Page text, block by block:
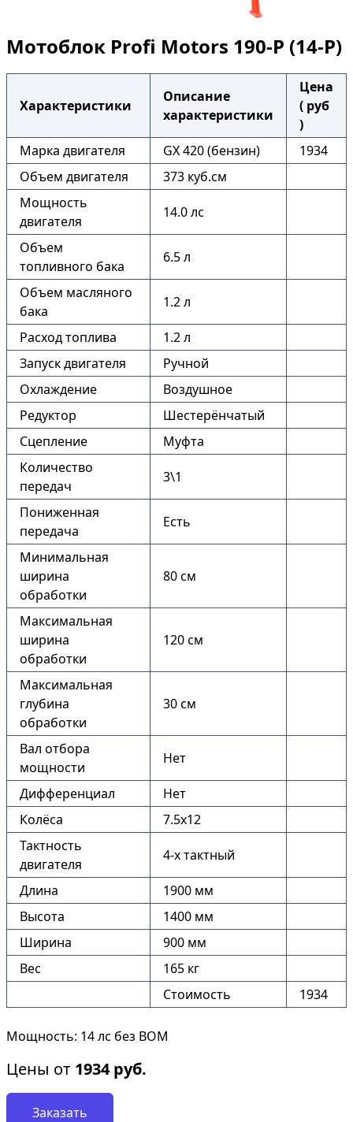
Мотоблок Profi Motors 190-P (14-P)
Характеристики
Описание
характеристики
Цена
( руб
)
Марка двигателя
GX 420 (бензин)
1934
Объем двигателя
373 куб.см
Мощность
двигателя
14.0 лс
Объем
топливного бака
6.5 л
Объем масляного
бака
1.2 л
Расход топлива
1.2 л
Запуск двигателя
Ручной
Охлаждение
Воздушное
Редуктор
Шестерёнчатый
Сцепление
Муфта
Количество
передач
3\1
Пониженная
передача
Есть
Минимальная
ширина
обработки
80 см
Максимальная
ширина
обработки
120 см
Максимальная
глубина
обработки
30 см
Вал отбора
мощности
Нет
Дифференциал
Нет
Колёса
7.5х12
Тактность
двигателя
4-х тактный
Длина
1900 мм
Высота
1400 мм
Ширина
900 мм
Вес
165 кг
Стоимость
1934
Мощность: 14 лс без ВОМ
Цены от 1934 руб.
Заказать